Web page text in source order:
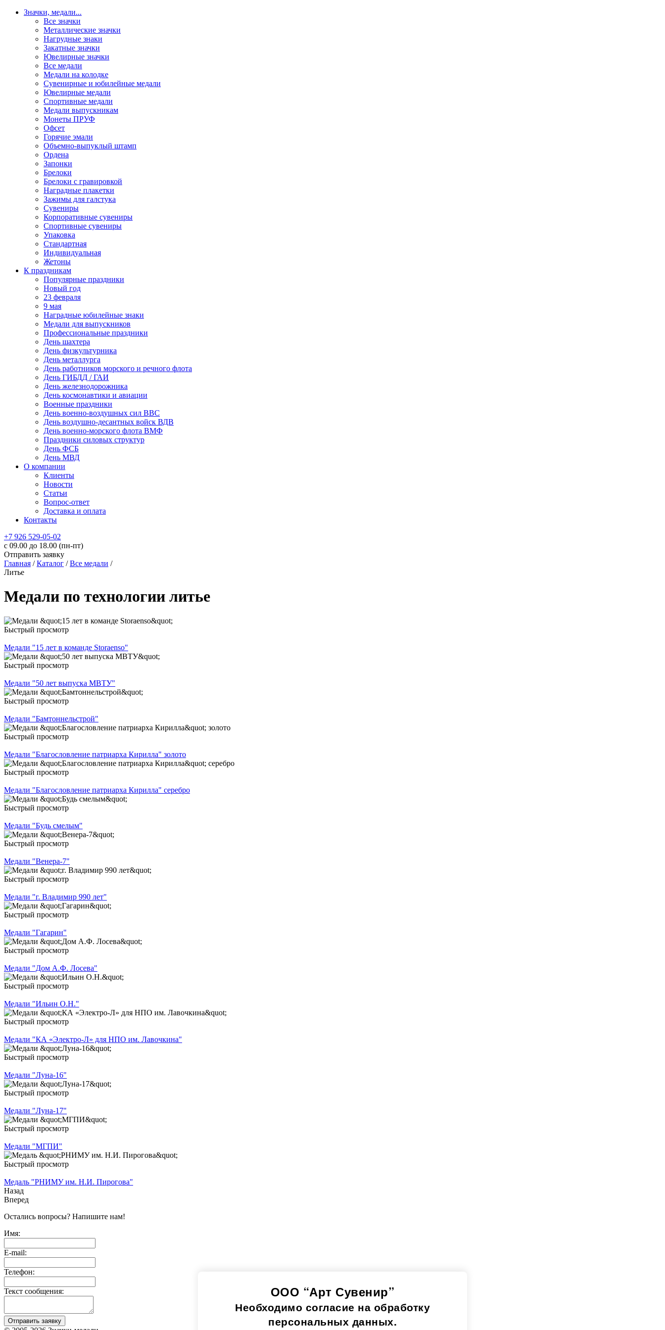
Значки, медали...
Все значки
Металлические значки
Нагрудные знаки
Закатные значки
Ювелирные значки
Все медали
Медали на колодке
Сувенирные и юбилейные медали
Ювелирные медали
Спортивные медали
Медали выпускникам
Монеты ПРУФ
Офсет
Горячие эмали
Объемно-выпуклый штамп
Ордена
Запонки
Брелоки
Брелоки с гравировкой
Наградные плакетки
Зажимы для галстука
Сувениры
Корпоративные сувениры
Спортивные сувениры
Упаковка
Стандартная
Индивидуальная
Жетоны
К праздникам
Популярные праздники
Новый год
23 февраля
9 мая
Наградные юбилейные знаки
Медали для выпускников
Профессиональные праздники
День шахтера
День физкультурника
День металлурга
День работников морского и речного флота
День ГИБДД / ГАИ
День железнодорожника
День космонавтики и авиации
Военные праздники
День военно-воздушных сил ВВС
День воздушно-десантных войск ВДВ
День военно-морского флота ВМФ
Праздники силовых структур
День ФСБ
День МВД
О компании
Клиенты
Новости
Статьи
Вопрос-ответ
Доставка и оплата
Контакты
+7 926 529-05-02
c 09.00 до 18.00 (пн-пт)
Отправить заявку
Главная /Каталог /Все медали /
Литье
Медали по технологии литье
Быстрый просмотр
Медали "15 лет в команде Storaenso"
Быстрый просмотр
Медали "50 лет выпуска МВТУ"
Быстрый просмотр
Медали "Бамтоннельстрой"
Быстрый просмотр
Медали "Благословление патриарха Кирилла" золото
Быстрый просмотр
Медали "Благословление патриарха Кирилла" серебро
Быстрый просмотр
Медали "Будь смелым"
Быстрый просмотр
Медали "Венера-7"
Быстрый просмотр
Медали "г. Владимир 990 лет"
Быстрый просмотр
Медали "Гагарин"
Быстрый просмотр
Медали "Дом А.Ф. Лосева"
Быстрый просмотр
Медали "Ильин О.Н."
Быстрый просмотр
Медали "КА «Электро-Л» для НПО им. Лавочкина"
Быстрый просмотр
Медали "Луна-16"
Быстрый просмотр
Медали "Луна-17"
Быстрый просмотр
Медали "МГПИ"
Быстрый просмотр
Медаль "РНИМУ им. Н.И. Пирогова"
Назад
Вперед
Остались вопросы? Напишите нам!
Имя:
E-mail:
Телефон:
Текст сообщения:
Отправить заявку
ООО “Арт Сувенир”
Необходимо согласие на обработку
персональных данных.